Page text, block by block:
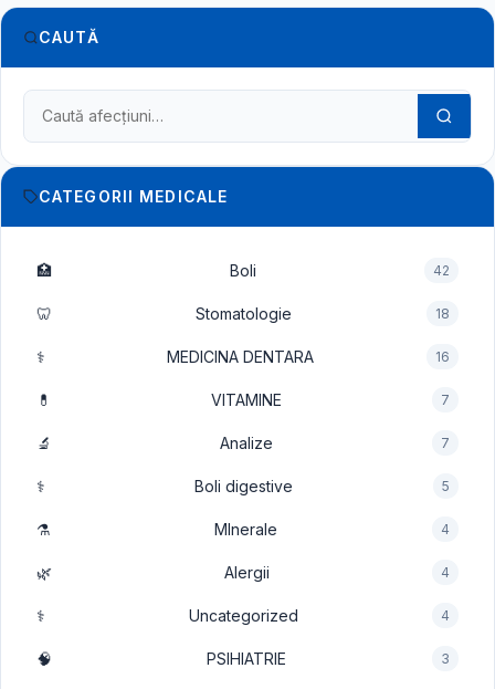
CAUTĂ
Caută în dicționarul medical
CATEGORII MEDICALE
🏥 Boli 42
🦷 Stomatologie 18
⚕️ MEDICINA DENTARA 16
💊 VITAMINE 7
🔬 Analize 7
⚕️ Boli digestive 5
⚗️ MInerale 4
🌿 Alergii 4
⚕️ Uncategorized 4
🧠 PSIHIATRIE 3